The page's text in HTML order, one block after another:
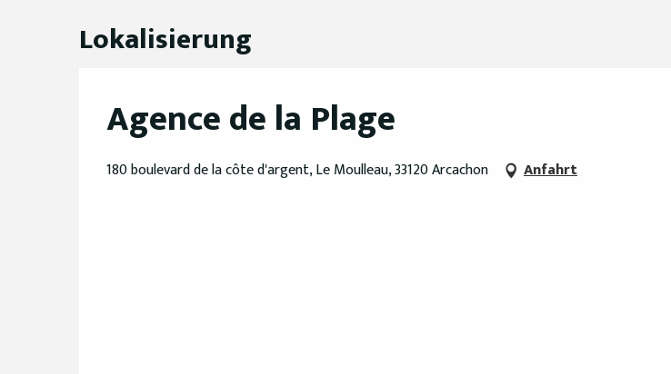
Lokalisierung
Agence de la Plage
180 boulevard de la côte d'argent, Le Moulleau, 33120 Arcachon Anfahrt